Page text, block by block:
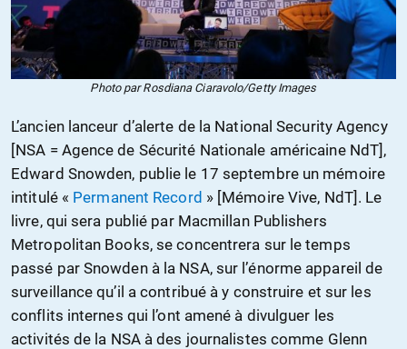
Photo par Rosdiana Ciaravolo/Getty Images
L’ancien lanceur d’alerte de la National Security Agency
[NSA = Agence de Sécurité Nationale américaine NdT],
Edward Snowden, publie le 17 septembre un mémoire
intitulé « Permanent Record » [Mémoire Vive, NdT]. Le
livre, qui sera publié par Macmillan Publishers
Metropolitan Books, se concentrera sur le temps
passé par Snowden à la NSA, sur l’énorme appareil de
surveillance qu’il a contribué à y construire et sur les
conflits internes qui l’ont amené à divulguer les
activités de la NSA à des journalistes comme Glenn